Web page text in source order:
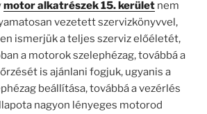
motor alkatrészek 15. kerületnem
vezetett szervizkönyvvel,
ismerjük a teljes szerviz előéletét,
a motorok szelephézag, továbbá a
is ajánlani fogjuk, ugyanis a
beállítása, továbbá a vezérlés
nagyon lényeges motorod